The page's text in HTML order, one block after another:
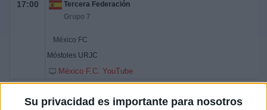
Su privacidad es importante para nosotros
17:00
Tercera Federación
Grupo 7
México FC
Móstoles URJC
México F.C. YouTube